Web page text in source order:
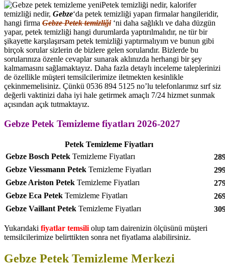
Petek temizliği nedir, kalorifer
temizliği nedir, Gebze‘da petek temizliği yapan firmalar hangileridir,
hangi firma Gebze Petek temizliği‘ni daha sağlıklı ve daha düzgün
yapar, petek temizliği hangi durumlarda yaptırılmalıdır, ne tür bir
şikayette karşılaşırsam petek temizliği yaptırmalıyım ve bunun gibi
birçok sorular sizlerin de bizlere gelen sorularıdır. Bizlerde bu
sorularınıza özenle cevaplar sunarak aklınızda herhangi bir şey
kalmamasını sağlamaktayız. Daha fazla detaylı inceleme taleplerinizi
de özellikle müşteri temsilcilerimize iletmekten kesinlikle
çekinmemelisiniz. Çünkü 0536 894 5125 no’lu telefonlarımız sırf siz
değerli vaktinizi daha iyi hale getirmek amaçlı 7/24 hizmet sunmak
açısından açık tutmaktayız.
Gebze Petek Temizleme fiyatları 2026-2027
Petek Temizleme Fiyatları
Gebze Bosch Petek Temizleme Fiyatları
Gebze Viessmann Petek Temizleme Fiyatları
Gebze Ariston Petek Temizleme Fiyatları
Gebze Eca Petek Temizleme Fiyatları
Gebze VaillantPetek Temizleme Fiyatları
Yukarıdaki fiyatlar temsiliolup tam dairenizin ölçüsünü müşteri
temsilcilerimize belirttikten sonra net fiyatlama alabilirsiniz.
Gebze Petek Temizleme Merkezi